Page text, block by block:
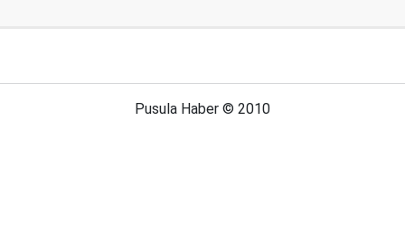
Pusula Haber © 2010